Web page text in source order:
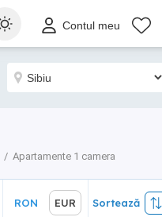
Contul meu
Apartamente 1 camera
RON EUR Sortează
RON EUR Sortează